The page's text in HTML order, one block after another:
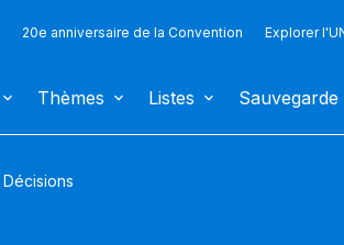
20e anniversaire de la Convention Explorer
Thèmes Listes Sauvegarde
Décisions